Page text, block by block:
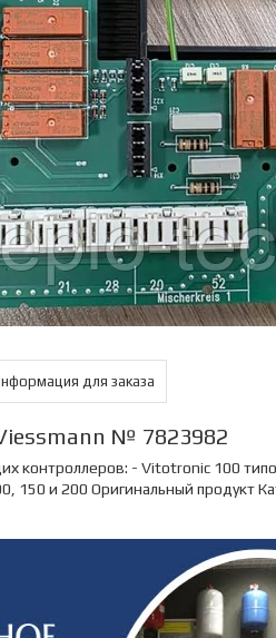
для заказа
№ 7823982
контроллеров: - Vitotronic 100
150 и 200 Оригинальный продукт